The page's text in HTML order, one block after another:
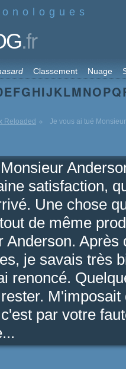
.fr
Classement Nuage
EFGHIJKLMNOPQ
Reloaded Je vous ai tué
satisfaction,
Une chose
de même
Anderson.
je savais très
renoncé.
par votre